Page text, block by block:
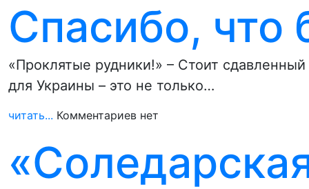
Спасибо, что
«Проклятые рудники!» – Стоит
для Украины – это не только…
читать... Комментариев нет